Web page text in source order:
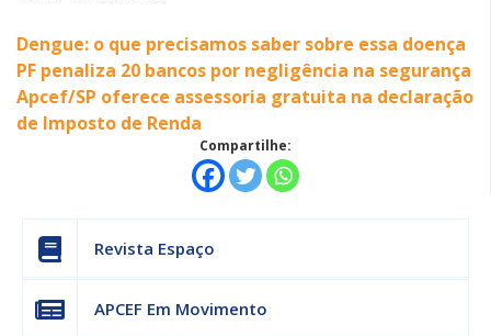
Dengue: o que precisamos saber sobre essa doença
PF penaliza 20 bancos por negligência na segurança
Apcef/SP oferece assessoria gratuita na declaração
de Imposto de Renda
Compartilhe:
Revista Espaço
APCEF Em Movimento